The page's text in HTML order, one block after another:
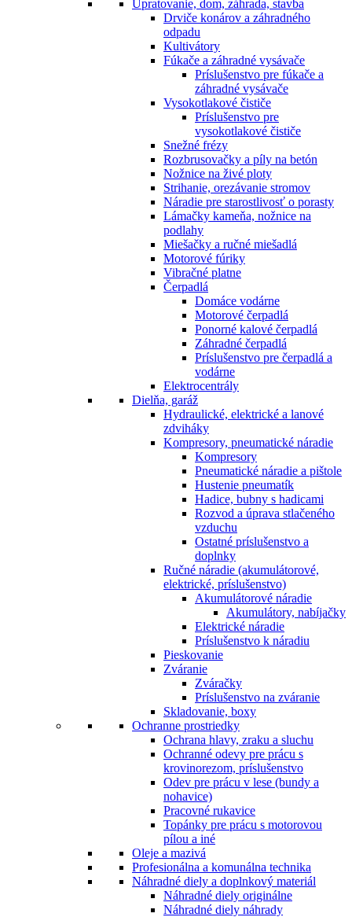
Upratovanie, dom, záhrada, stavba
Drviče konárov a záhradného
odpadu
Kultivátory
Fúkače a záhradné vysávače
Príslušenstvo pre fúkače a
záhradné vysávače
Vysokotlakové čističe
Príslušenstvo pre
vysokotlakové čističe
Snežné frézy
Rozbrusovačky a píly na betón
Nožnice na živé ploty
Strihanie, orezávanie stromov
Náradie pre starostlivosť o porasty
Lámačky kameňa, nožnice na
podlahy
Miešačky a ručné miešadlá
Motorové fúriky
Vibračné platne
Čerpadlá
Domáce vodárne
Motorové čerpadlá
Ponorné kalové čerpadlá
Záhradné čerpadlá
Príslušenstvo pre čerpadlá a
vodárne
Elektrocentrály
Dielňa, garáž
Hydraulické, elektrické a lanové
zdviháky
Kompresory, pneumatické náradie
Kompresory
Pneumatické náradie a pištole
Hustenie pneumatík
Hadice, bubny s hadicami
Rozvod a úprava stlačeného
vzduchu
Ostatné príslušenstvo a
doplnky
Ručné náradie (akumulátorové,
elektrické, príslušenstvo)
Akumulátorové náradie
Akumulátory, nabíjačky
Elektrické náradie
Príslušenstvo k náradiu
Pieskovanie
Zváranie
Zváračky
Príslušenstvo na zváranie
Skladovanie, boxy
Ochranne prostriedky
Ochrana hlavy, zraku a sluchu
Ochranné odevy pre prácu s
krovinorezom, príslušenstvo
Odev pre prácu v lese (bundy a
nohavice)
Pracovné rukavice
Topánky pre prácu s motorovou
pílou a iné
Oleje a mazivá
Profesionálna a komunálna technika
Náhradné diely a doplnkový materiál
Náhradné diely originálne
Náhradné diely náhrady